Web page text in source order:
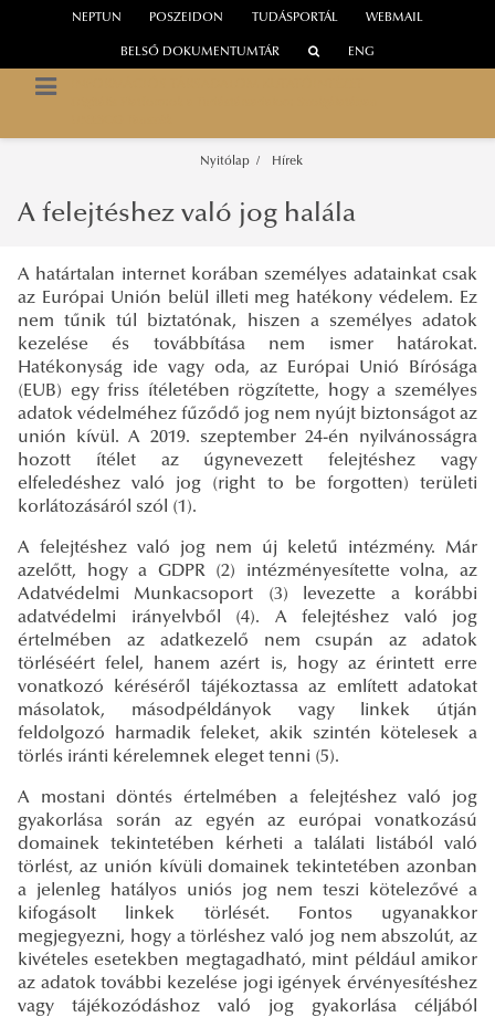
WEBMAIL
NEPTUN POSZEIDON TUDÁSPORTÁL
BELSŐ DOKUMENTUMTÁR ENG
Nyitólap Hírek
A felejtéshez való jog halála
A határtalan internet korában személyes adatainkat csak
az Európai Unión belül illeti meg hatékony védelem. Ez
nem tűnik túl biztatónak, hiszen a személyes adatok
kezelése és továbbítása nem ismer határokat.
Hatékonyság ide vagy oda, az Európai Unió Bírósága
(EUB) egy friss ítéletében rögzítette, hogy a személyes
adatok védelméhez fűződő jog nem nyújt biztonságot az
unión kívül. A 2019. szeptember 24-én nyilvánosságra
hozott ítélet az úgynevezett felejtéshez vagy
elfeledéshez való jog (right to be forgotten) területi
korlátozásáról szól (1).
A felejtéshez való jog nem új keletű intézmény. Már
azelőtt, hogy a GDPR (2) intézményesítette volna, az
Adatvédelmi Munkacsoport (3) levezette a korábbi
adatvédelmi irányelvből (4). A felejtéshez való jog
értelmében az adatkezelő nem csupán az adatok
törléséért felel, hanem azért is, hogy az érintett erre
vonatkozó kéréséről tájékoztassa az említett adatokat
másolatok, másodpéldányok vagy linkek útján
feldolgozó harmadik feleket, akik szintén kötelesek a
törlés iránti kérelemnek eleget tenni (5).
A mostani döntés értelmében a felejtéshez való jog
gyakorlása során az egyén az európai vonatkozású
domainek tekintetében kérheti a találati listából való
törlést, az unión kívüli domainek tekintetében azonban
a jelenleg hatályos uniós jog nem teszi kötelezővé a
kifogásolt linkek törlését. Fontos ugyanakkor
megjegyezni, hogy a törléshez való jog nem abszolút, az
kivételes esetekben megtagadható, mint például amikor
az adatok további kezelése jogi igények érvényesítéshez
vagy tájékozódáshoz való jog gyakorlása céljából